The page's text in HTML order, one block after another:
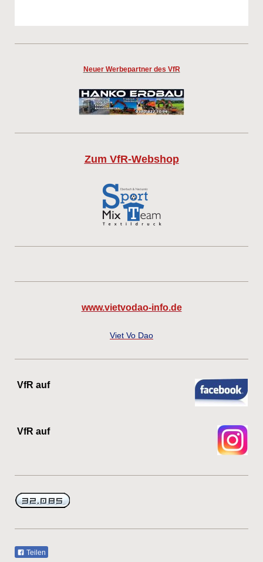
Neuer Werbepartner des VfR
Zum VfR-Webshop
www.vietvodao-info.de
Viet Vo Dao
VfR auf
VfR auf
Teilen